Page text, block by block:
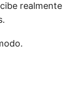
realmente